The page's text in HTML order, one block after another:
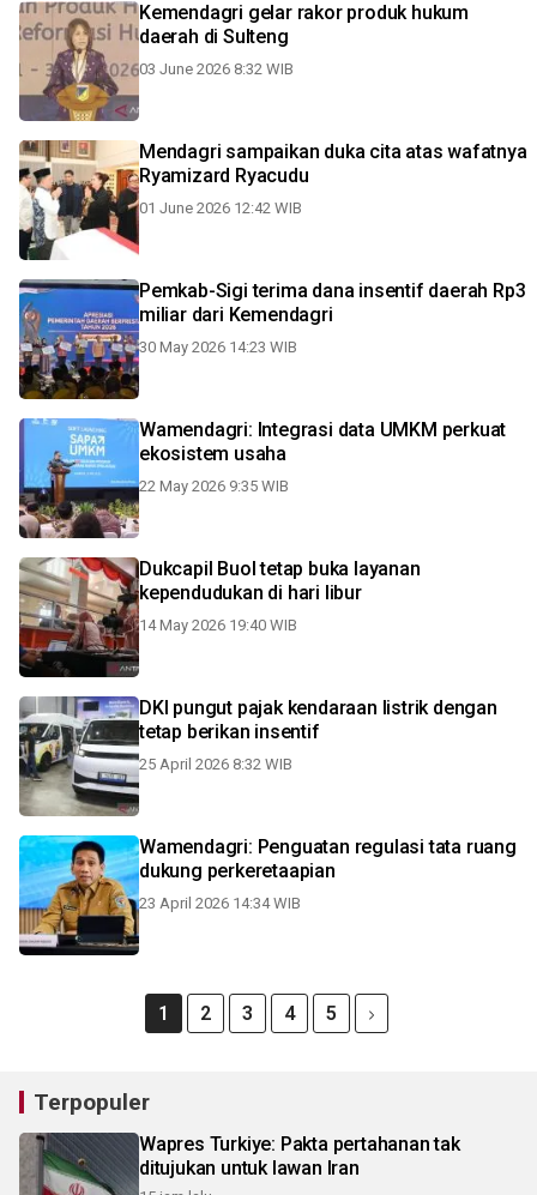
Kemendagri gelar rakor produk hukum
daerah di Sulteng
03 June 2026 8:32 WIB
Mendagri sampaikan duka cita atas wafatnya
Ryamizard Ryacudu
01 June 2026 12:42 WIB
Pemkab-Sigi terima dana insentif daerah Rp3
miliar dari Kemendagri
30 May 2026 14:23 WIB
Wamendagri: Integrasi data UMKM perkuat
ekosistem usaha
22 May 2026 9:35 WIB
Dukcapil Buol tetap buka layanan
kependudukan di hari libur
14 May 2026 19:40 WIB
DKI pungut pajak kendaraan listrik dengan
tetap berikan insentif
25 April 2026 8:32 WIB
Wamendagri: Penguatan regulasi tata ruang
dukung perkeretaapian
23 April 2026 14:34 WIB
1 2 3 4 5
Terpopuler
Wapres Turkiye: Pakta pertahanan tak
ditujukan untuk lawan Iran